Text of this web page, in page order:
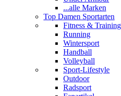
...alle Marken
Top Damen Sportarten
Fitness & Training
Running
Wintersport
Handball
Volleyball
Sport-Lifestyle
Outdoor
Radsport